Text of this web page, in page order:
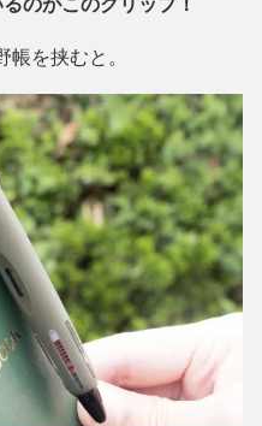
のがこのクリップ！
を挟むと。